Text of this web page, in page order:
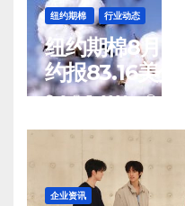
纽约期棉 行业动态
纽约期棉8月6
约报83.16美分/
8 月 7, 2026
企业资讯